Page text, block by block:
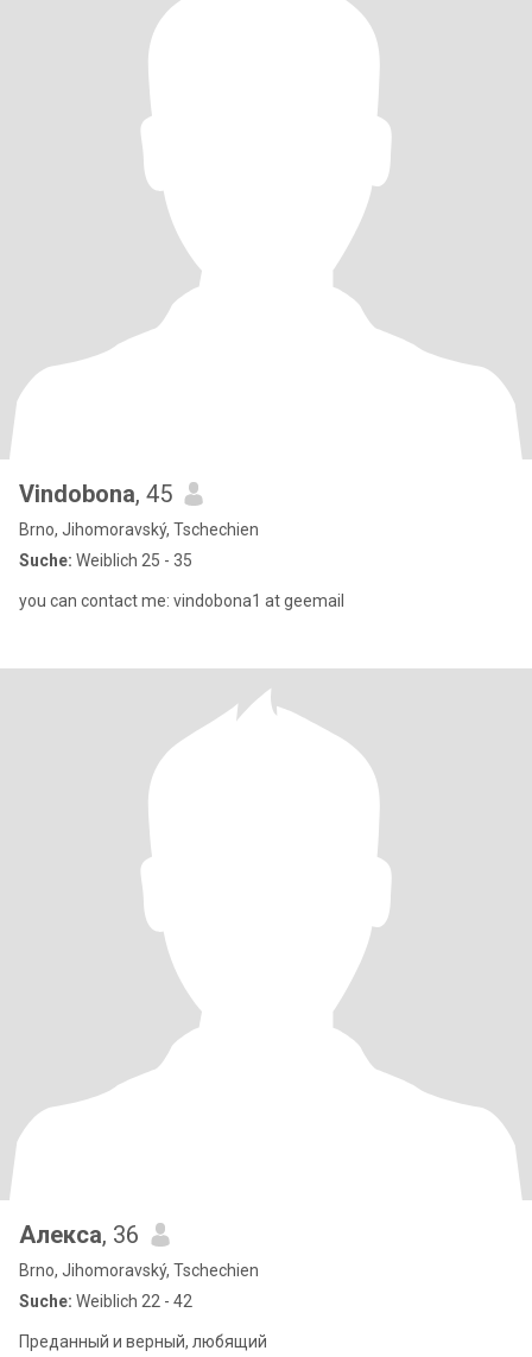
Vindobona, 45
Brno, Jihomoravský, Tschechien
Suche: Weiblich 25 - 35
you can contact me: vindobona1 at geemail
Алекса, 36
Brno, Jihomoravský, Tschechien
Suche: Weiblich 22 - 42
Преданный и верный, любящий